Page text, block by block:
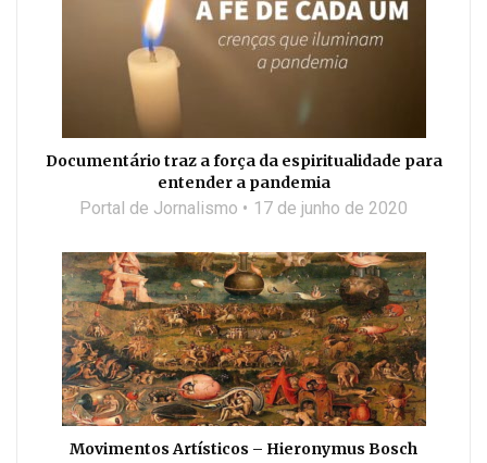
Documentário traz a força da espiritualidade para
entender a pandemia
Portal de Jornalismo 17 de junho de 2020
Movimentos Artísticos – Hieronymus Bosch